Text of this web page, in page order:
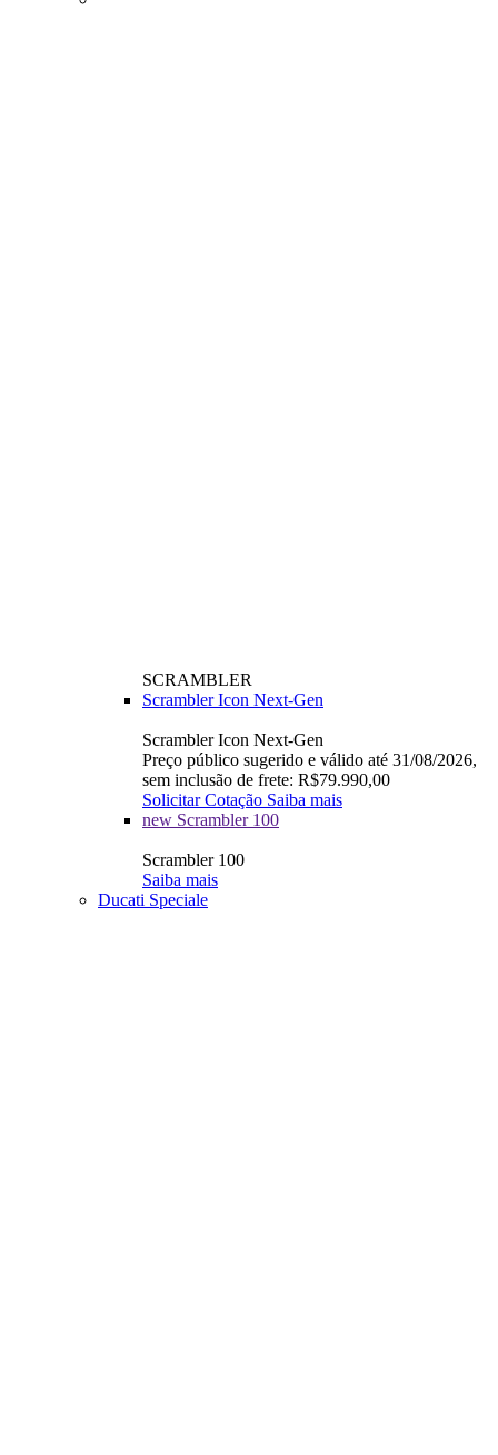
SCRAMBLER
Scrambler Icon Next-Gen
Scrambler Icon Next-Gen
Preço público sugerido e válido até 31/08/2026,
sem inclusão de frete: R$79.990,00
Solicitar Cotação Saiba mais
new Scrambler 100
Scrambler 100
Saiba mais
Ducati Speciale